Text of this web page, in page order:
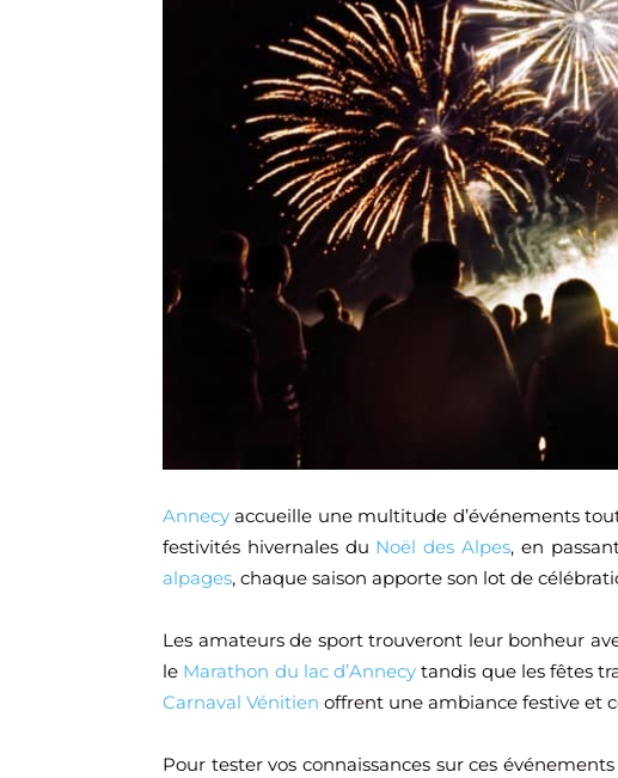
Annecy accueille une multitude d’événements
festivités hivernales du Noël des Alpes, en
alpages, chaque saison apporte son lot de
Les amateurs de sport trouveront leur bonheur
le Marathon du lac d’Annecy tandis que les fêtes
Carnaval Vénitien offrent une ambiance festive et
Pour tester vos connaissances sur ces